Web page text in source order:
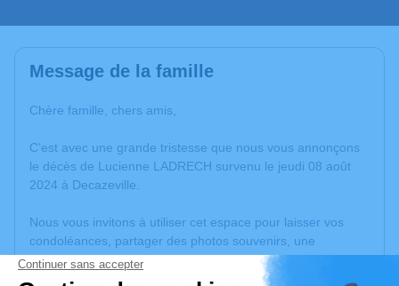
Message de la famille
Chère famille, chers amis,
C’est avec une grande tristesse que nous vous annonçons
le décès de Lucienne LADRECH survenu le jeudi 08 août
2024 à Decazeville.
Nous vous invitons à utiliser cet espace pour laisser vos
condoléances, partager des photos souvenirs, une
anecdote ou exprimer vos pensées à travers des poèmes
ou des textes. Cet endroit est un lieu d'expression dédié à